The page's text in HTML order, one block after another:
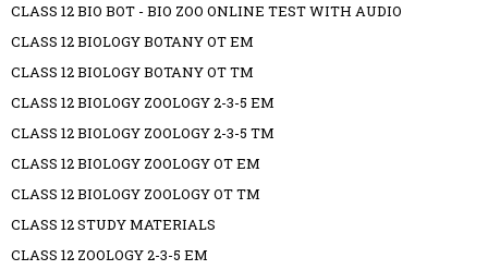
CLASS 12 BIO BOT - BIO ZOO ONLINE TEST WITH AUDIO
CLASS 12 BIOLOGY BOTANY OT EM
CLASS 12 BIOLOGY BOTANY OT TM
CLASS 12 BIOLOGY ZOOLOGY 2-3-5 EM
CLASS 12 BIOLOGY ZOOLOGY 2-3-5 TM
CLASS 12 BIOLOGY ZOOLOGY OT EM
CLASS 12 BIOLOGY ZOOLOGY OT TM
CLASS 12 STUDY MATERIALS
CLASS 12 ZOOLOGY 2-3-5 EM